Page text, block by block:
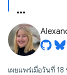
เผยแพร่เมื่อวันที่